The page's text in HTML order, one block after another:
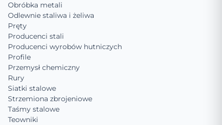
Obróbka metali
Odlewnie staliwa i żeliwa
Pręty
Producenci stali
Producenci wyrobów hutniczych
Profile
Przemysł chemiczny
Rury
Siatki stalowe
Strzemiona zbrojeniowe
Taśmy stalowe
Teowniki